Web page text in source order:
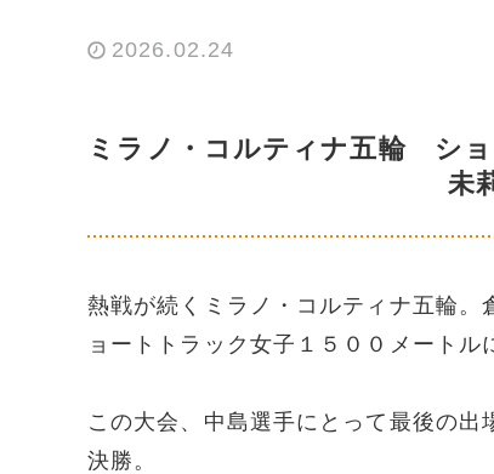
2026.02.24
ミラノ・コルティナ五輪 ショ
未
熱戦が続くミラノ・コルティナ五輪
ョートトラック女子１５００メートル
この大会、中島選手にとって最後の
決勝。